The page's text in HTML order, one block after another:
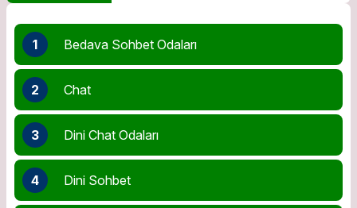
1 Bedava Sohbet Odaları
2 Chat
3 Dini Chat Odaları
4 Dini Sohbet